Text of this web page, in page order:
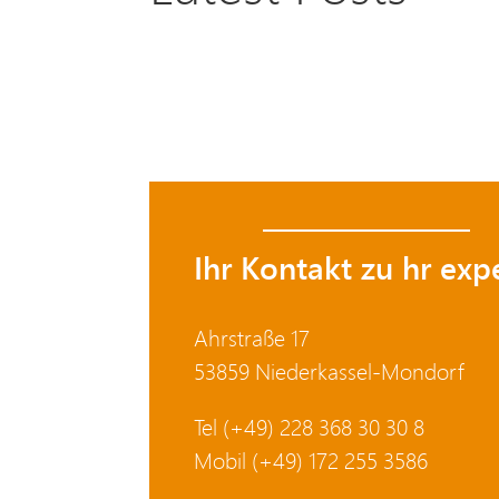
Ihr Kontakt zu hr
Ahrstraße 17
53859 Niederkassel-Mondorf
Tel (+49) 228 368 30 30 8
Mobil (+49) 172 255 3586